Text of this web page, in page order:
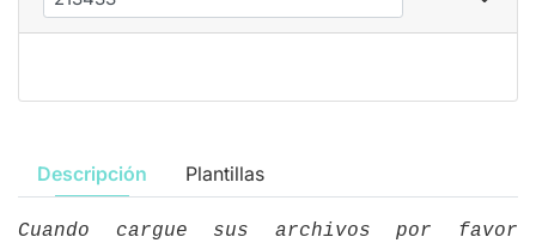
Descripción Plantillas
Cuando cargue sus archivos por favor